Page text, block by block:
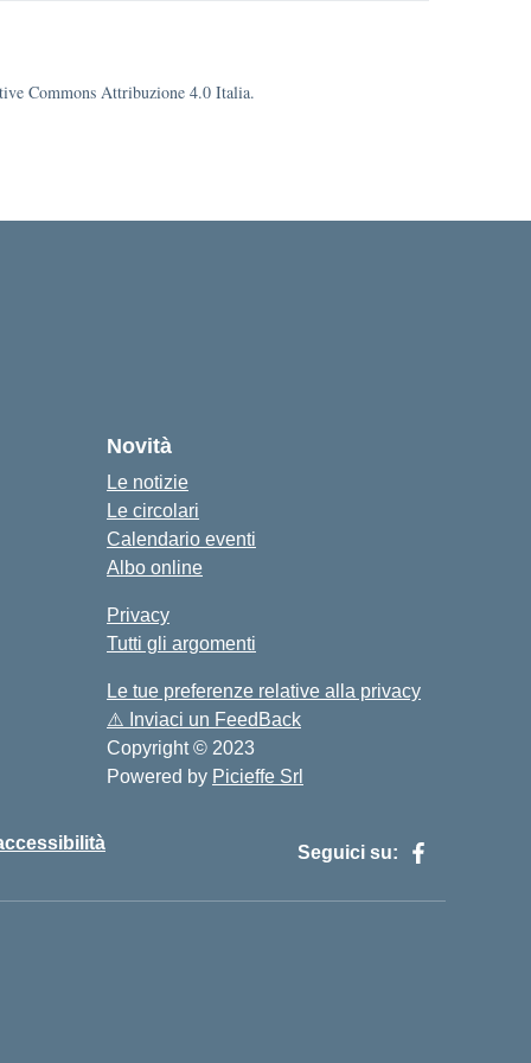
Commons Attribuzione 4.0 Italia.
Novità
Le notizie
Le circolari
Calendario eventi
Albo online
Privacy
Tutti gli argomenti
Le tue preferenze relative alla privacy
⚠️ Inviaci un FeedBack
Copyright © 2023
Powered by Picieffe Srl
Seguici su: